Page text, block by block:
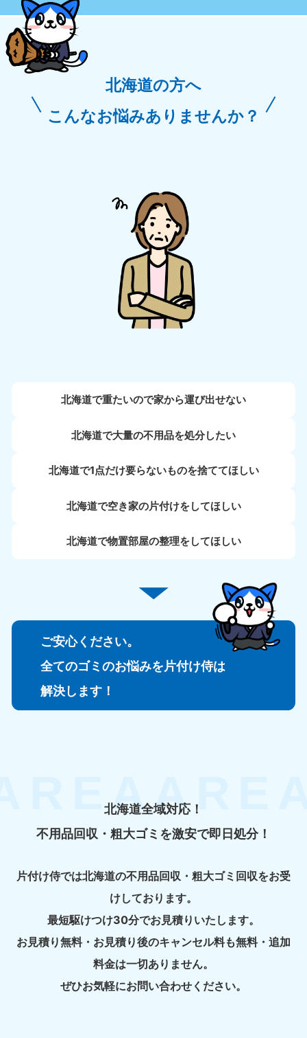
北海道の方へ
こんなお悩みありませんか？
北海道で重たいので家から運び出せない
北海道で大量の不用品を処分したい
北海道で1点だけ要らないものを捨ててほしい
北海道で空き家の片付けをしてほしい
北海道で物置部屋の整理をしてほしい
ご安心ください。
全てのゴミのお悩みを片付け侍は
解決します！
北海道全域対応！
不用品回収・粗大ゴミを激安で即日処分！
片付け侍では北海道の不用品回収・粗大ゴミ回収をお受
けしております。
最短駆けつけ30分でお見積りいたします。
お見積り無料・お見積り後のキャンセル料も無料・追加
料金は一切ありません。
ぜひお気軽にお問い合わせください。